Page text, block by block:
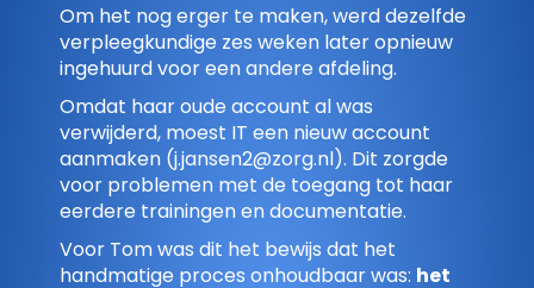
Om het nog erger te maken, werd dezelfde
verpleegkundige zes weken later opnieuw
ingehuurd voor een andere afdeling.
Omdat haar oude account al was
verwijderd, moest IT een nieuw account
aanmaken (j.jansen2@zorg.nl). Dit zorgde
voor problemen met de toegang tot haar
eerdere trainingen en documentatie.
Voor Tom was dit het bewijs dat het
handmatige proces onhoudbaar was: het